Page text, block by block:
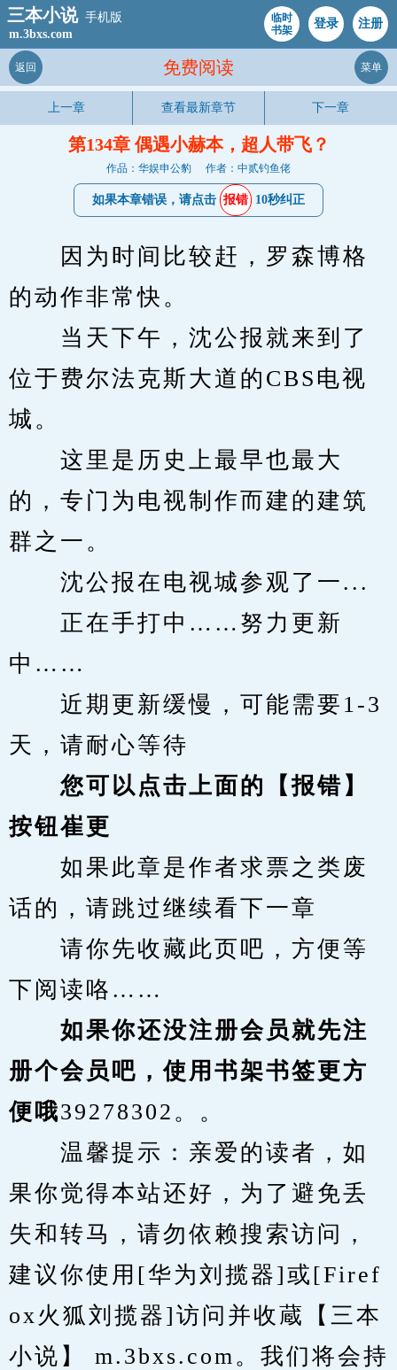
三本小说 手机版
m.3bxs.com
临时
书架
登录 注册
免费阅读
返回 菜单
上一章 查看最新章节 下一章
第134章 偶遇小赫本，超人带飞？
作品：华娱申公豹 作者：中贰钓鱼佬
如果本章错误，请点击 报错 10秒纠正
因为时间比较赶，罗森博格
的动作非常快。
当天下午，沈公报就来到了
位于费尔法克斯大道的CBS电视
城。
这里是历史上最早也最大
的，专门为电视制作而建的建筑
群之一。
沈公报在电视城参观了一...
正在手打中……努力更新
中……
近期更新缓慢，可能需要1-3
天，请耐心等待
您可以点击上面的【报错】
按钮崔更
如果此章是作者求票之类废
话的，请跳过继续看下一章
请你先收藏此页吧，方便等
下阅读咯……
如果你还没注册会员就先注
册个会员吧，使用书架书签更方
便哦39278302。。
温馨提示：亲爱的读者，如
果你觉得本站还好，为了避免丢
失和转马，请勿依赖搜索访问，
建议你使用[华为刘揽器]或[Firef
ox火狐刘揽器]访问并收蔵【三本
小说】 m.3bxs.com。我们将会持